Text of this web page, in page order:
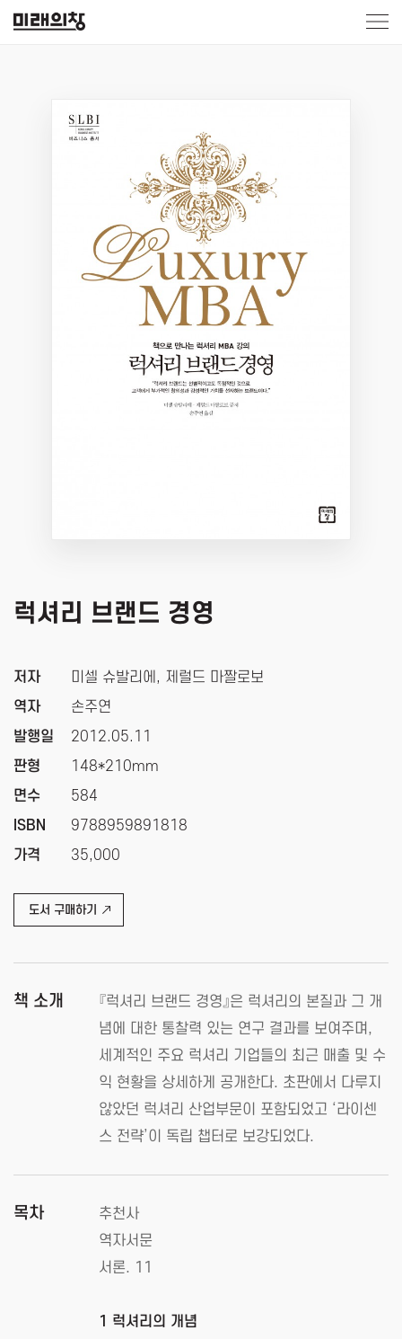
럭셔리 브랜드 경영
저자
역자
발행일
판형
면수
ISBN
가격
미셀 슈발리에, 제럴드 마짤로보
손주연
2012.05.11
148*210mm
584
9788959891818
35,000
도서 구매하기
책 소개
『럭셔리 브랜드 경영』은 럭셔리의 본질과 그 개
념에 대한 통찰력 있는 연구 결과를 보여주며,
세계적인 주요 럭셔리 기업들의 최근 매출 및 수
익 현황을 상세하게 공개한다. 초판에서 다루지
않았던 럭셔리 산업부문이 포함되었고 ‘라이센
스 전략’이 독립 챕터로 보강되었다.
목차
추천사
역자서문
서론. 11
1 럭셔리의 개념